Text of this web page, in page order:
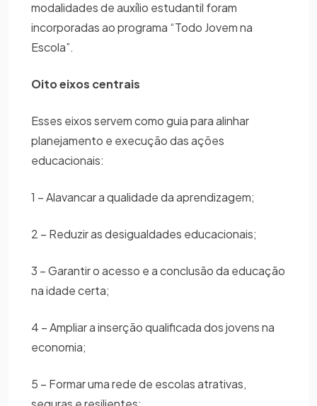
modalidades de auxílio estudantil foram
incorporadas ao programa “Todo Jovem na
Escola”.
Oito eixos centrais
Esses eixos servem como guia para alinhar
planejamento e execução das ações
educacionais:
1 – Alavancar a qualidade da aprendizagem;
2 – Reduzir as desigualdades educacionais;
3 – Garantir o acesso e a conclusão da educação
na idade certa;
4 – Ampliar a inserção qualificada dos jovens na
economia;
5 – Formar uma rede de escolas atrativas,